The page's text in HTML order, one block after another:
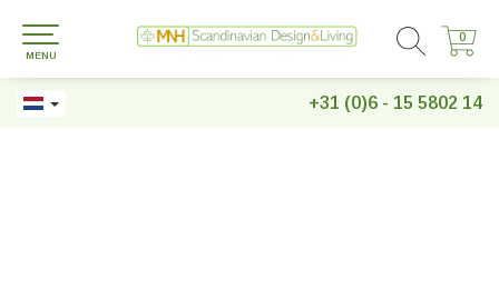
+31 (0)6 - 15 5802 14
0
0
MENU